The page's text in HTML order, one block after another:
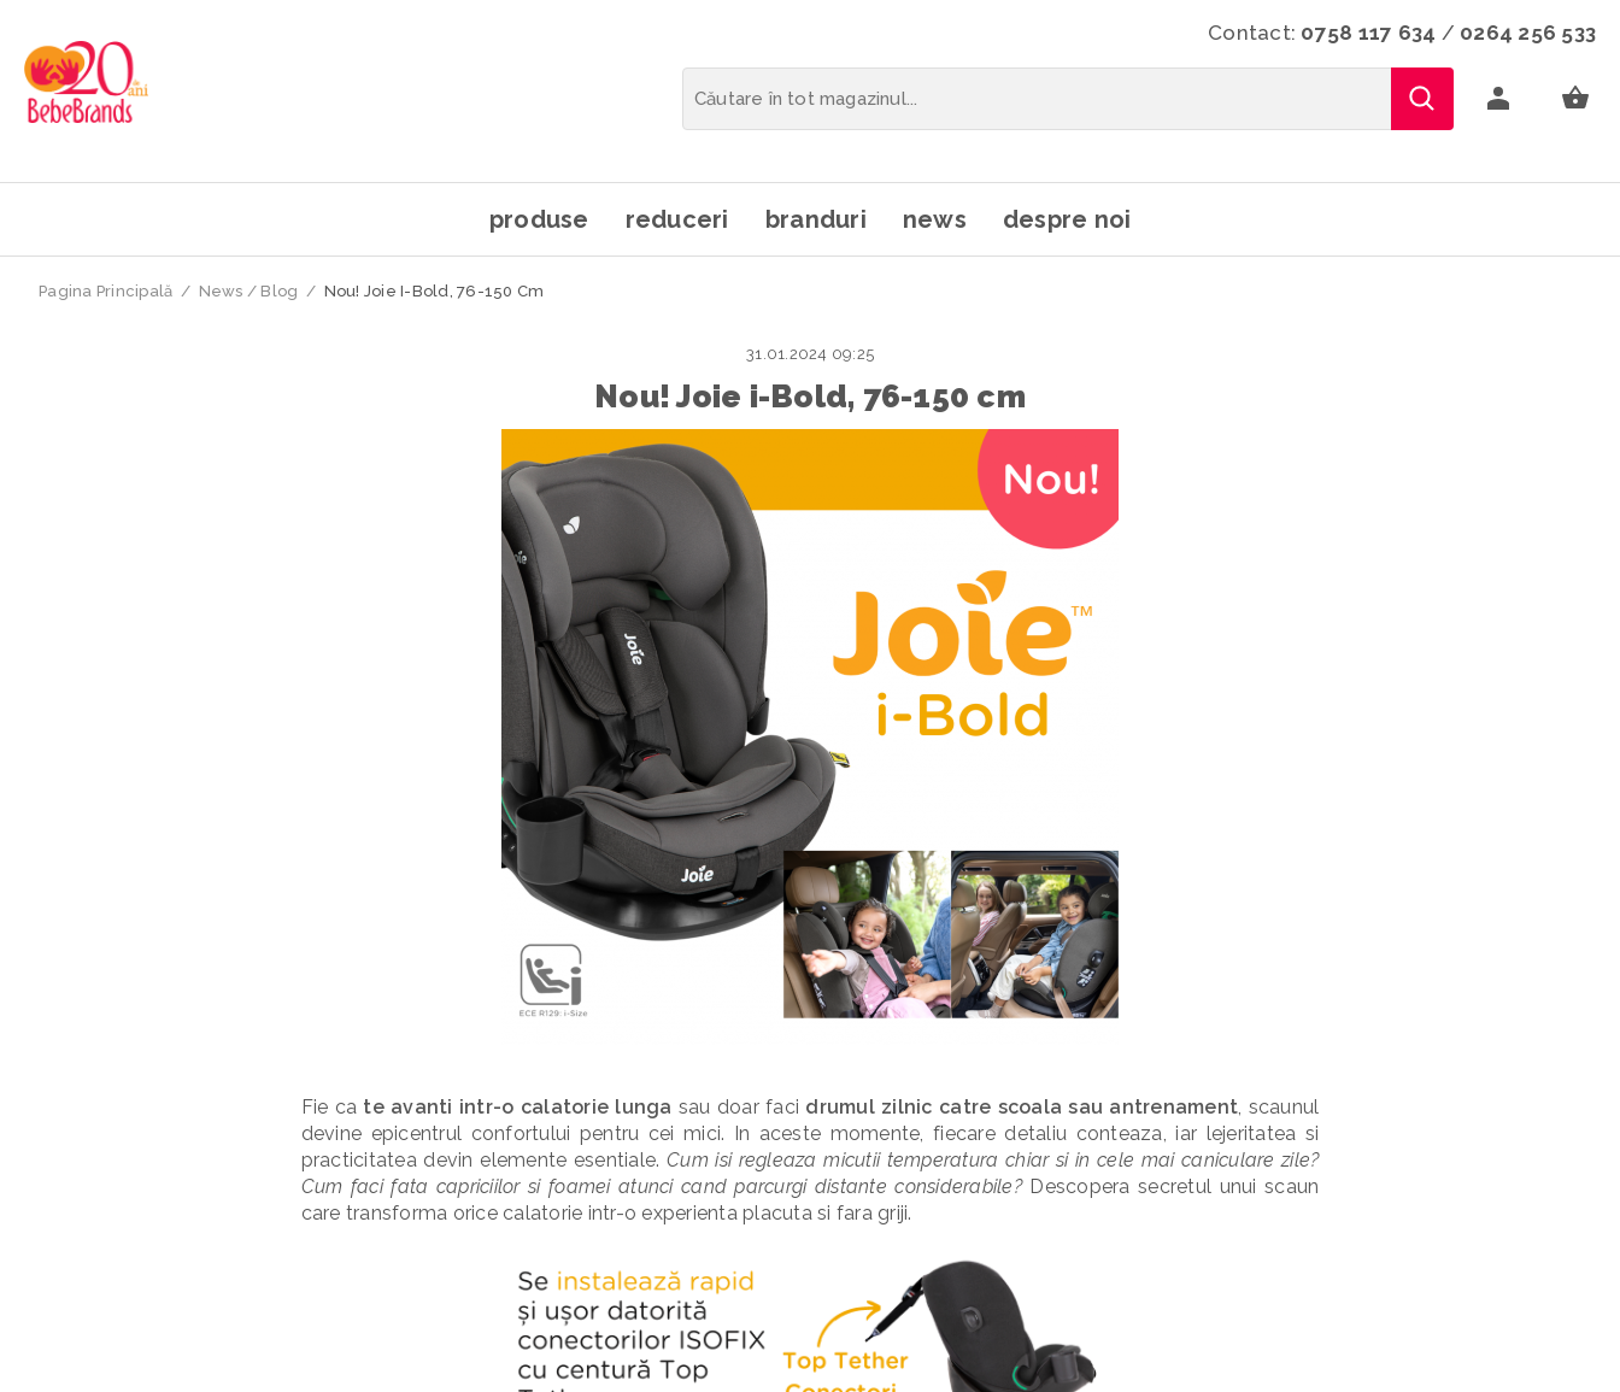
Contact: 0758 117 634 / 0264 256 533
produse reduceri branduri news despre noi
Pagina Principală / News / Blog / Nou! Joie I-Bold, 76-150 Cm
Nou! Joie i-Bold, 76-150 cm
31.01.2024 09:25
Fie ca te avanti intr-o calatorie lunga sau doar faci drumul zilnic catre scoala sau antrenament, scaunul
devine epicentrul confortului pentru cei mici. In aceste momente, fiecare detaliu conteaza, iar lejeritatea si
practicitatea devin elemente esentiale.Cum isi regleaza micutii temperatura chiar si in cele mai caniculare zile?
Cum faci fata capriciilor si foamei atunci cand parcurgi distante considerabile?Descopera secretul unui scaun
care transforma orice calatorie intr-o experienta placuta si fara griji.